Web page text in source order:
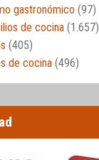
gastronómico (97)
de cocina (1.657)
(405)
de cocina (496)